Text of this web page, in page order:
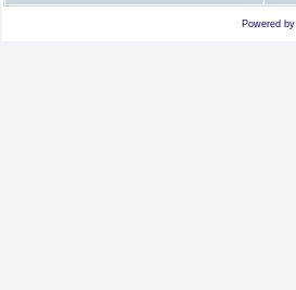
Powered by